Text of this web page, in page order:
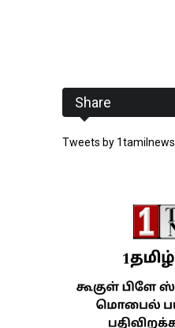
Share
Tweets by 1tamilnews